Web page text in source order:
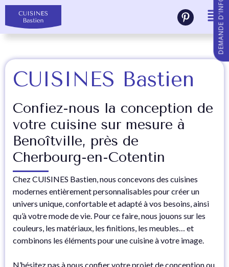
CUISINES Bastien
Confiez-nous la conception de
votre cuisine sur mesure à
Benoîtville, près de
Cherbourg-en-Cotentin
Chez CUISINES Bastien, nous concevons des cuisines
modernes entièrement personnalisables pour créer un
univers unique, confortable et adapté à vos besoins, ainsi
qu’à votre mode de vie. Pour ce faire, nous jouons sur les
couleurs, les matériaux, les finitions, les meubles… et
combinons les éléments pour une cuisine à votre image.
N’hésitez pas à nous confier votre projet de conception ou